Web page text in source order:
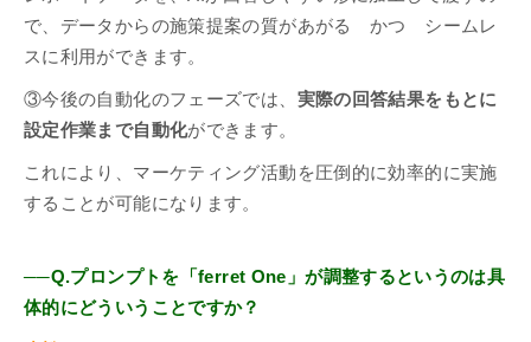
で、データからの施策提案の質があがる かつ シームレ
スに利用ができます。
③今後の自動化のフェーズでは、 実際の回答結果をもとに
設定作業まで自動化ができます。
これにより、マーケティング活動を圧倒的に効率的に実施
することが可能になります。
──Q.プロンプトを「ferret One」が調整するというのは具
体的にどういうことですか？